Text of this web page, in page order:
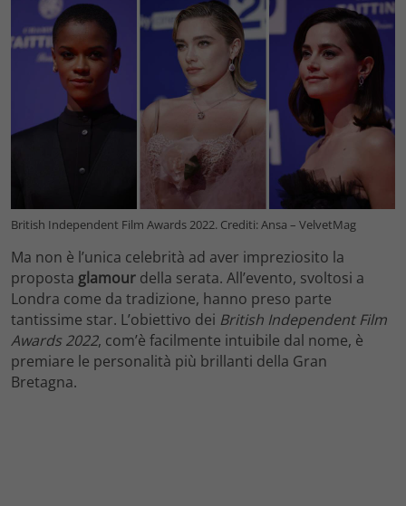
British Independent Film Awards 2022. Crediti: Ansa – VelvetMag
Ma non è l’unica celebrità ad aver impreziosito la
proposta glamour della serata. All’evento, svoltosi a
Londra come da tradizione, hanno preso parte
tantissime star. L’obiettivo dei British Independent Film
Awards 2022, com’è facilmente intuibile dal nome, è
premiare le personalità più brillanti della Gran
Bretagna.